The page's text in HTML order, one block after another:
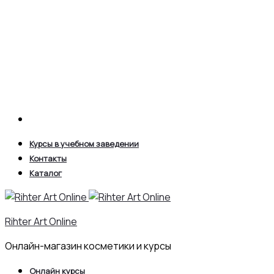
Курсы в учебном заведении
Контакты
Каталог
Rihter Art Online
Онлайн-магазин косметики и курсы
Онлайн курсы